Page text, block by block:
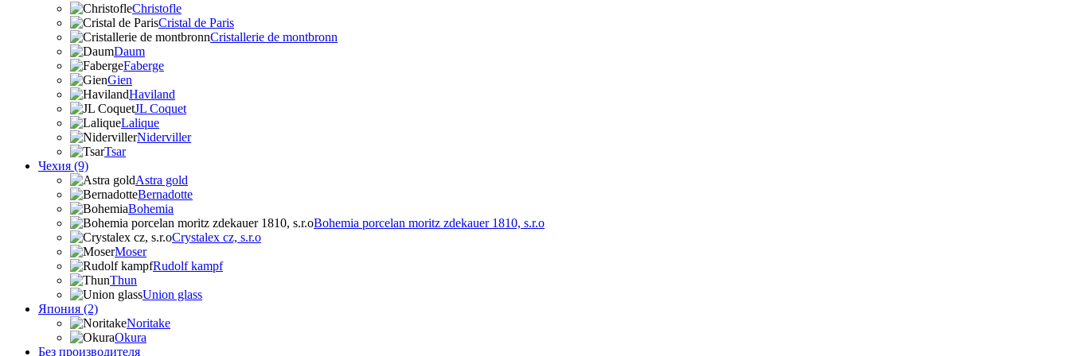
Christofle
Cristal de Paris
Cristallerie de montbronn
Daum
Faberge
Gien
Haviland
JL Coquet
Lalique
Niderviller
Tsar
Чехия (9)
Astra gold
Bernadotte
Bohemia
Bohemia porcelan moritz zdekauer 1810, s.r.o
Crystalex cz, s.r.o
Moser
Rudolf kampf
Thun
Union glass
Япония (2)
Noritake
Okura
Без производителя